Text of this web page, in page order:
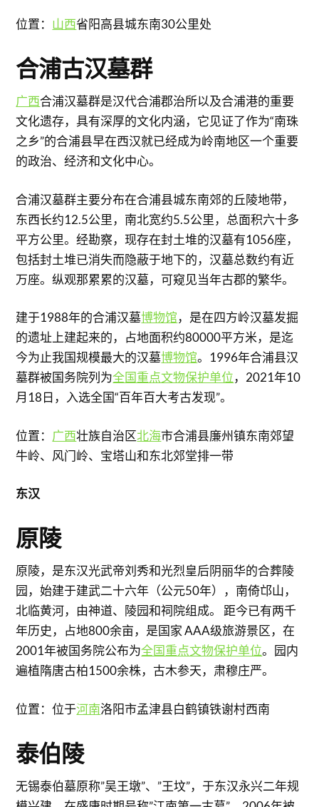
位置： 山西省阳高县城东南30公里处
合浦古汉墓群
广西合浦汉墓群是汉代合浦郡治所以及合浦港的重要
文化遗存，具有深厚的文化内涵，它见证了作为“南珠
之乡”的合浦县早在西汉就已经成为岭南地区一个重要
的政治、经济和文化中心。
合浦汉墓群主要分布在合浦县城东南郊的丘陵地带，
东西长约12.5公里，南北宽约5.5公里，总面积六十多
平方公里。经勘察，现存在封土堆的汉墓有1056座，
包括封土堆已消失而隐蔽于地下的，汉墓总数约有近
万座。纵观那累累的汉墓，可窥见当年古郡的繁华。
建于1988年的合浦汉墓博物馆，是在四方岭汉墓发掘
的遗址上建起来的，占地面积约80000平方米，是迄
今为止我国规模最大的汉墓博物馆。1996年合浦县汉
墓群被国务院列为全国重点文物保护单位，2021年10
月18日，入选全国“百年百大考古发现”。
位置： 广西壮族自治区北海市合浦县廉州镇东南郊望
牛岭、风门岭、宝塔山和东北郊堂排一带
东汉
原陵
原陵，是东汉光武帝刘秀和光烈皇后阴丽华的合葬陵
园，始建于建武二十六年（公元50年），南倚邙山，
北临黄河，由神道、陵园和祠院组成。 距今已有两千
年历史，占地800余亩，是国家 AAA级旅游景区，在
2001年被国务院公布为全国重点文物保护单位。园内
遍植隋唐古柏1500余株，古木参天，肃穆庄严。
位置：位于河南洛阳市孟津县白鹤镇铁谢村西南
泰伯陵
无锡泰伯墓原称”吴王墩”、”王坟”，于东汉永兴二年规